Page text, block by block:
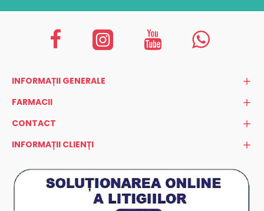
INFORMAȚII GENERALE
FARMACII
CONTACT
INFORMAȚII CLIENȚI